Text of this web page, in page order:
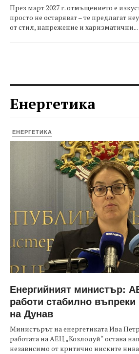
През март 2027 г. отмъщението е
просто не остаряват – те предлагат
от стил, напрежение и харизматични...
Енергетика
ЕНЕРГЕТИКА
Енергийният министър:
работи стабилно въпреки
на Дунав
Министърът на енергетиката Ива
работата на АЕЦ „Козлодуй“ остава
независимо от критично ниските нива